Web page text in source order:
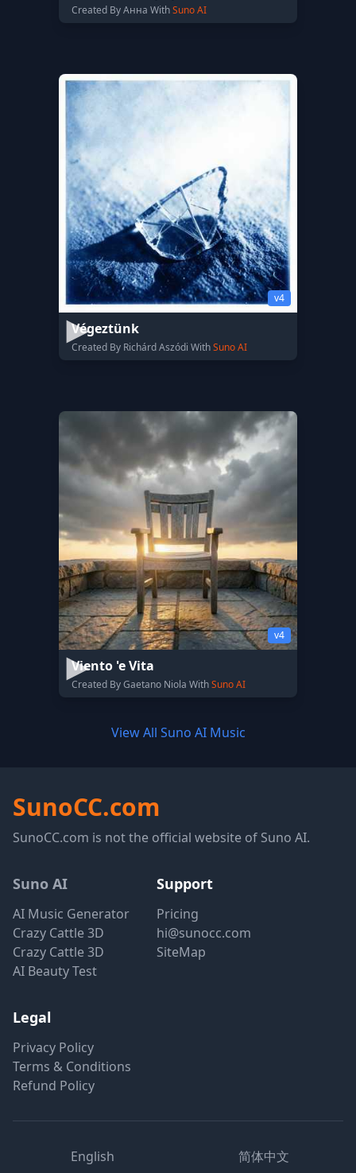
Created By Анна WithSuno AI
v4
Végeztünk
Created By Richárd Aszódi WithSuno AI
v4
Viento 'e Vita
Created By Gaetano Niola WithSuno AI
View All Suno AI Music
SunoCC.com
SunoCC.com is not the official website of Suno AI.
Suno AI
AI Music Generator
Crazy Cattle 3D
Crazy Cattle 3D
AI Beauty Test
Support
Pricing
hi@sunocc.com
SiteMap
Legal
Privacy Policy
Terms & Conditions
Refund Policy
English 简体中文